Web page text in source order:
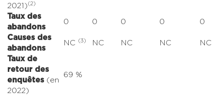
2021)(2)
Taux des
abandons
0 0 0 0 0
Causes des
abandons
NC (3) NC NC NC NC
Taux de
retour des
enquêtes (en
2022)
69 %